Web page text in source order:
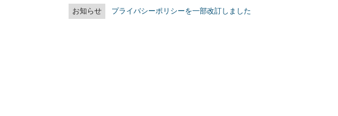
お知らせ プライバシーポリシーを一部改訂しました